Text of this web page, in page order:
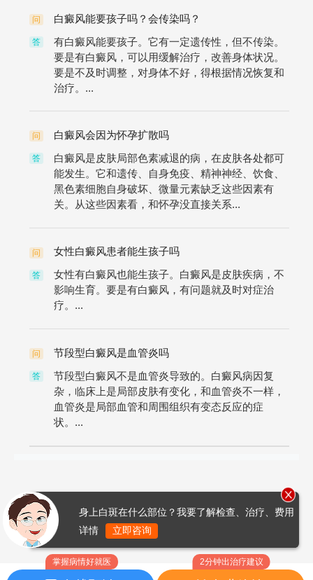
问 白癜风能要孩子吗？会传染吗？
答
有白癜风能要孩子。它有一定遗传性，但不传染。
要是有白癜风，可以用缓解治疗，改善身体状况。
要是不及时调整，对身体不好，得根据情况恢复和
治疗。...
问 白癜风会因为怀孕扩散吗
答
白癜风是皮肤局部色素减退的病，在皮肤各处都可
能发生。它和遗传、自身免疫、精神神经、饮食、
黑色素细胞自身破坏、微量元素缺乏这些因素有
关。从这些因素看，和怀孕没直接关系...
问 女性白癜风患者能生孩子吗
答
女性有白癜风也能生孩子。白癜风是皮肤疾病，不
影响生育。要是有白癜风，有问题就及时对症治
疗。...
问 节段型白癜风是血管炎吗
答
节段型白癜风不是血管炎导致的。白癜风病因复
杂，临床上是局部皮肤有变化，和血管炎不一样，
血管炎是局部血管和周围组织有变态反应的症
状。...
掌握病情好就医 2分钟出治疗建议
身上白斑在什么部位？我要了解检查、治疗、费用
详情
立即咨询